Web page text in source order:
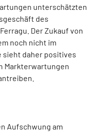
unterschätzten
des
Der Zukauf von
noch nicht im
sieht daher positives
Markterwartungen
Aufschwung am